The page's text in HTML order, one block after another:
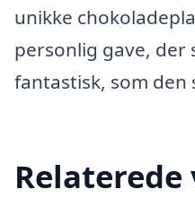
unikke
personlig gave, der
fantastisk, som den
Relaterede